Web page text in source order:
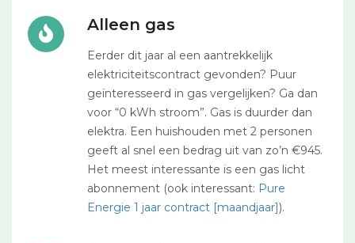
Alleen gas
Eerder dit jaar al een aantrekkelijk
elektriciteitscontract gevonden? Puur
geïnteresseerd in gas vergelijken? Ga dan
voor “0 kWh stroom”. Gas is duurder dan
elektra. Een huishouden met 2 personen
geeft al snel een bedrag uit van zo’n €945.
Het meest interessante is een gas licht
abonnement (ook interessant: Pure
Energie 1 jaar contract [maandjaar]).